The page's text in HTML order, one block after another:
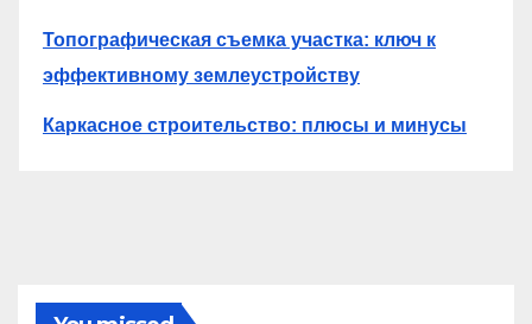
Топографическая съемка участка: ключ к
эффективному землеустройству
Каркасное строительство: плюсы и минусы